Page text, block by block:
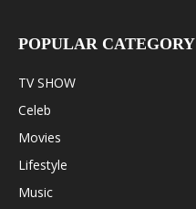
POPULAR CATEGORY
TV SHOW
Celeb
Movies
Lifestyle
Music